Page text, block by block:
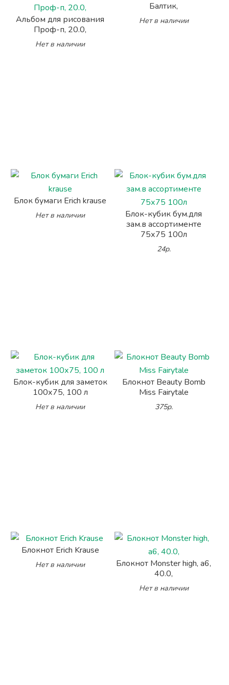
Альбом для рисования
Проф-п, 20.0,
Нет в наличии
Балтик,
Нет в наличии
Блок бумаги Erich krause
Нет в наличии
Блок-кубик бум.для
зам.в ассортименте
75х75 100л
24р.
Блок-кубик для заметок
100х75, 100 л
Нет в наличии
Блокнот Beauty Bomb
Miss Fairytale
375р.
Блокнот Erich Krause
Нет в наличии
Блокнот Monster high, a6,
40.0,
Нет в наличии